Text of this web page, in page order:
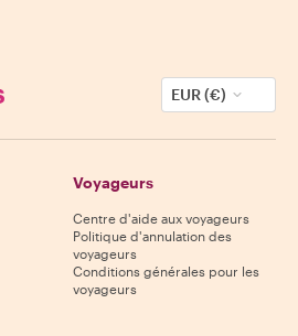
EUR (€)
Voyageurs
Centre d'aide aux voyageurs
Politique d'annulation des
voyageurs
Conditions générales pour les
voyageurs